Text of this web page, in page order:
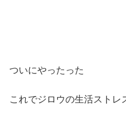
ついにやったった
これでジロウの生活ストレ